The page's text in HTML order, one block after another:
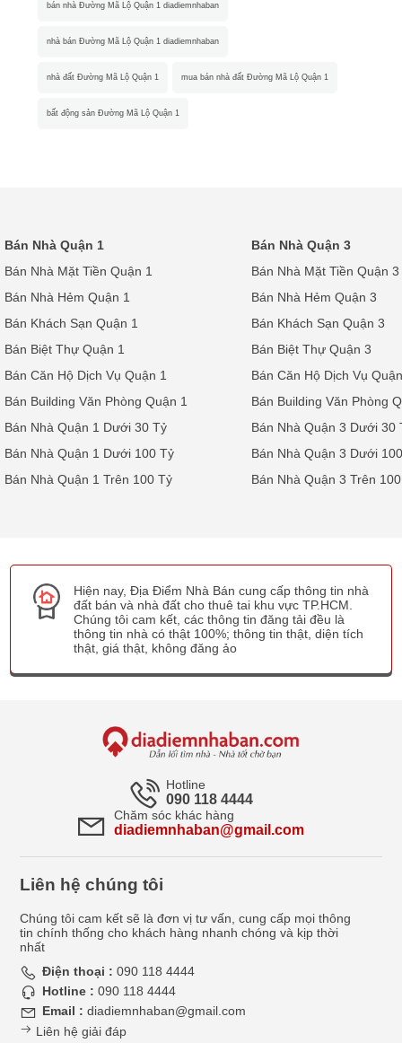
bán nhà Đường Mã Lộ Quận 1 diadiemnhaban
nhà bán Đường Mã Lộ Quận 1 diadiemnhaban
nhà đất Đường Mã Lộ Quận 1 mua bán nhà đất Đường Mã Lộ Quận 1
bất động sản Đường Mã Lộ Quận 1
Bán Nhà Quận 1
Bán Nhà Quận 3
Bán Nhà Mặt Tiền Quận 1
Bán Nhà Mặt Tiền Quận 3
Bán Nhà Hẻm Quận 1
Bán Nhà Hẻm Quận 3
Bán Khách Sạn Quận 1
Bán Khách Sạn Quận 3
Bán Biệt Thự Quận 1
Bán Biệt Thự Quận 3
Bán Căn Hộ Dịch Vụ Quận 1
Bán Căn Hộ Dịch Vụ
Bán Building Văn Phòng Quận 1
Bán Building Văn Phòng
Bán Nhà Quận 1 Dưới 30 Tỷ
Bán Nhà Quận 3 Dưới 30
Bán Nhà Quận 1 Dưới 100 Tỷ
Bán Nhà Quận 3 Dưới
Bán Nhà Quận 1 Trên 100 Tỷ
Bán Nhà Quận 3 Trên
Hiện nay, Địa Điểm Nhà Bán cung cấp thông tin nhà
đất bán và nhà đất cho thuê tai khu vực TP.HCM.
Chúng tôi cam kết, các thông tin đăng tải đều là
thông tin nhà có thật 100%; thông tin thật, diện tích
thật, giá thật, không đăng ảo
Hotline
090 118 4444
Chăm sóc khác hàng
diadiemnhaban@gmail.com
Liên hệ chúng tôi
Chúng tôi cam kết sẽ là đơn vị tư vấn, cung cấp mọi thông
tin chính thống cho khách hàng nhanh chóng và kịp thời
nhất
Điện thoại : 090 118 4444
Hotline : 090 118 4444
Email : diadiemnhaban@gmail.com
Liên hệ giải đáp